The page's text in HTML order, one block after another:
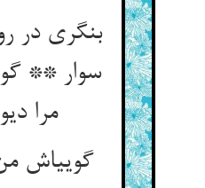
بنگری در
سوار **
مرا
گویی‏اش